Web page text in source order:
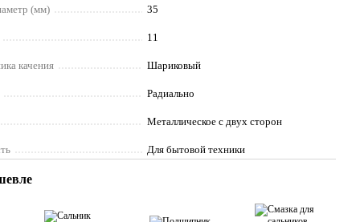
(мм) 35
11
качения Шариковый
Радиально
Металлическое с двух сторон
Для бытовой техники